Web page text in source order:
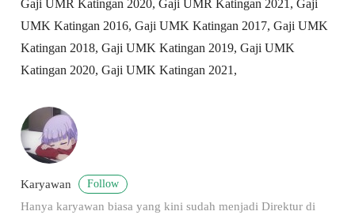
Gaji UMR Katingan 2020, Gaji UMR Katingan 2021, Gaji
UMK Katingan 2016, Gaji UMK Katingan 2017, Gaji UMK
Katingan 2018, Gaji UMK Katingan 2019, Gaji UMK
Katingan 2020, Gaji UMK Katingan 2021,
Karyawan Follow
Hanya karyawan biasa yang kini sudah menjadi Direktur di